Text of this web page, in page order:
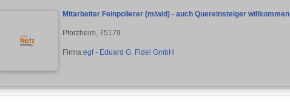
Mitarbeiter Feinpolierer (m/w/d) - auch Quereinsteiger willkommen
Pforzheim, 75179
Firma:egf - Eduard G. Fidel GmbH